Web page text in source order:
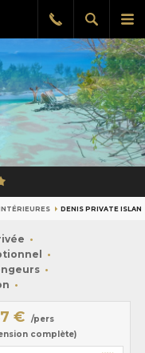
le
Afficher
la
Rappel
gratuit
DENIS PRIVATE
€
/pers
complète)